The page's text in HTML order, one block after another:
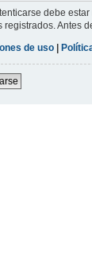
debe
registrados. Antes
de uso |